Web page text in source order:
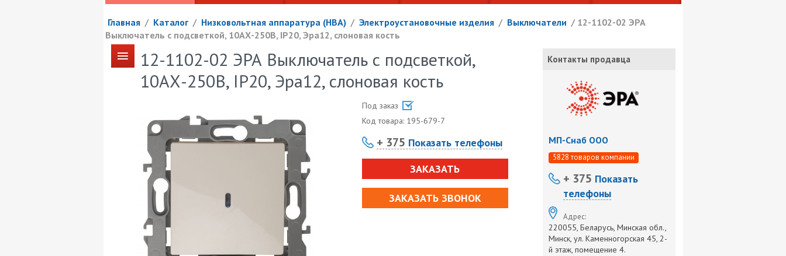
Главная / Каталог / Низковольтная аппаратура (НВА) / Электроустановочные изделия / Выключатели / 12-1102-02 ЭРА
Выключатель с подсветкой, 10АХ-250В, IP20, Эра12, слоновая кость
12-1102-02 ЭРА Выключатель с подсветкой,
10АХ-250В, IP20, Эра12, слоновая кость
Под заказ
Код товара: 195-679-7
+ 375 Показать телефоны
ЗАКАЗАТЬ
ЗАКАЗАТЬ ЗВОНОК
Контакты продавца
МП-Снаб ООО
5828 товаров компании
+ 375 Показать
телефоны
Адрес:
220055, Беларусь, Минская обл.,
Минск, ул. Каменногорская 45, 2-
й этаж, помещение 4.